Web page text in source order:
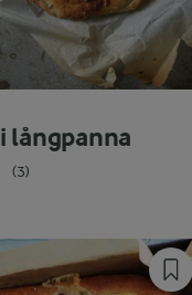
långpanna
(3)